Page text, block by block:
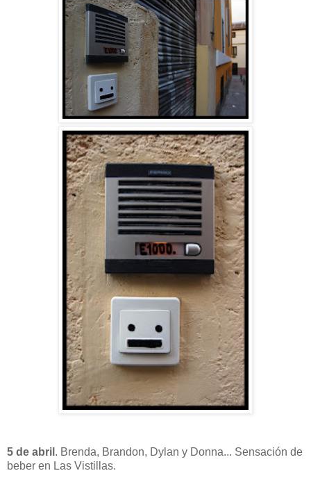
5 de abril . Brenda, Brandon, Dylan y Donna... Sensación de
beber en Las Vistillas.